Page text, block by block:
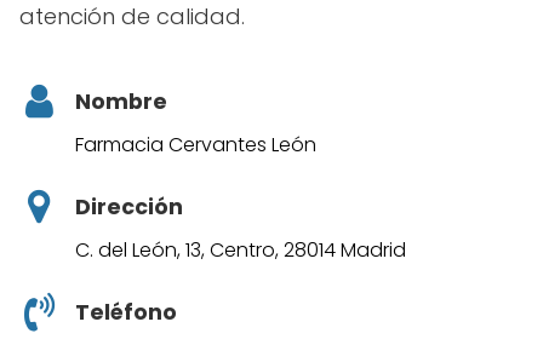
atención de calidad.
Nombre
Farmacia Cervantes León
Dirección
C. del León, 13, Centro, 28014 Madrid
Teléfono